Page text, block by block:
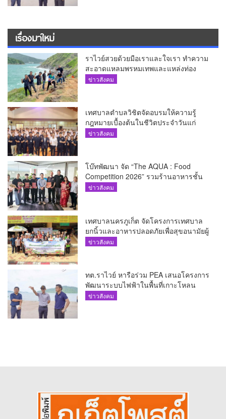
เรื่องมาใหม่
ราไวย์สวยด้วยมือเราและใจเรา ทำความ
สะอาดแหลมพรหมเทพและแหล่งท่อง
เที่ยว
ข่าวสังคม
เทศบาลตำบลวิชิตจัดอบรมให้ความรู้
กฎหมายเบื้องต้นในชีวิตประจำวันแก่
เยาวชน
ข่าวสังคม
โบ๊ทพัฒนา จัด “The AQUA : Food
Competition 2026” รวมร้านอาหารชั้น
นำของ The Shopps at The AQUA ชู
ข่าวสังคม
เทศบาลนครภูเก็ต จัดโครงการเทศบาล
ยกนิ้วและอาหารปลอดภัยเพื่อสุขอนามัยผู้
บริโภค
ข่าวสังคม
ทต.ราไวย์ หารือร่วม PEA เสนอโครงการ
พัฒนาระบบไฟฟ้าในพื้นที่เกาะโหลน
ข่าวสังคม